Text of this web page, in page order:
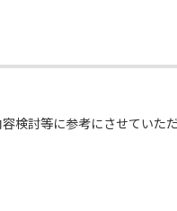
検討等に参考にさせていただ